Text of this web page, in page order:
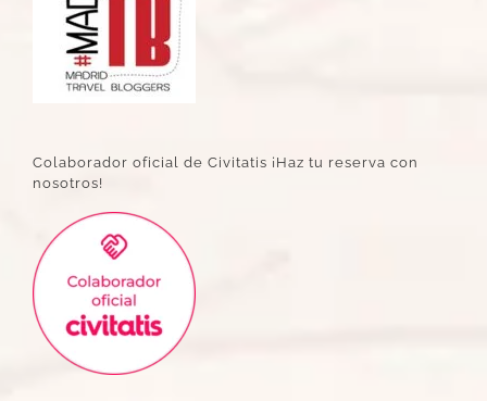
Colaborador oficial de Civitatis ¡Haz tu reserva con
nosotros!